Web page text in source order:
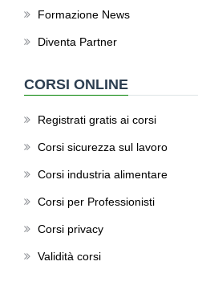
Formazione News
Diventa Partner
CORSI ONLINE
Registrati gratis ai corsi
Corsi sicurezza sul lavoro
Corsi industria alimentare
Corsi per Professionisti
Corsi privacy
Validità corsi